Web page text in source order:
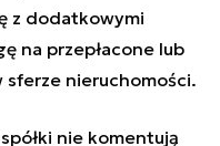
z dodatkowymi
na przepłacone lub
nieruchomości.
nie komentują